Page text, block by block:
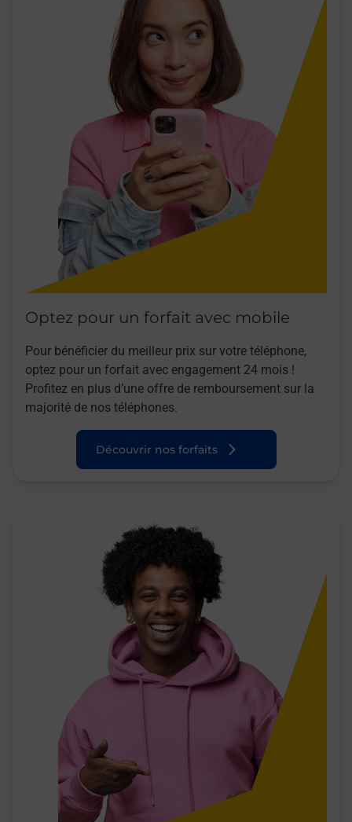
Optez pour un forfait avec mobile
Pour bénéficier du meilleur prix sur votre téléphone,
optez pour un forfait avec engagement 24 mois !
Profitez en plus d’une offre de remboursement sur la
majorité de nos téléphones.
Découvrir nos forfaits